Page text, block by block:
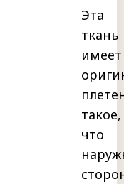
Эта
ткань
имеет
такое,
что